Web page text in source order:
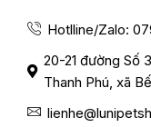
Hotlline/Zalo:
20-21 đường Số
Thanh Phú, xã